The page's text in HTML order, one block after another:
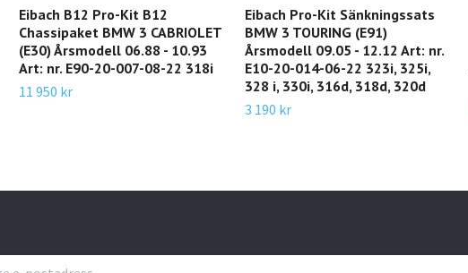
Eibach B12 Pro-Kit B12
Chassipaket BMW 3 CABRIOLET
(E30) Årsmodell 06.88 - 10.93
Art: nr. E90-20-007-08-22 318i
11 950 kr
Eibach Pro-Kit Sänkningssats
BMW 3 TOURING (E91)
Årsmodell 09.05 - 12.12 Art: nr.
E10-20-014-06-22 323i, 325i,
328 i, 330i, 316d, 318d, 320d
3 190 kr